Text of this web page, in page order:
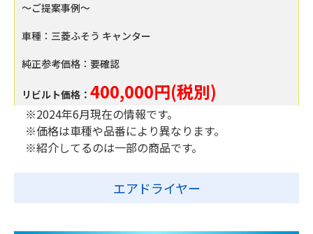
～ご提案事例～
車種：三菱ふそう キャンター
純正参考価格：要確認
リビルト価格： 400,000円(税別)
※2024年6月現在の情報です。
※価格は車種や品番により異なります。
※紹介してるのは一部の商品です。
エアドライヤー